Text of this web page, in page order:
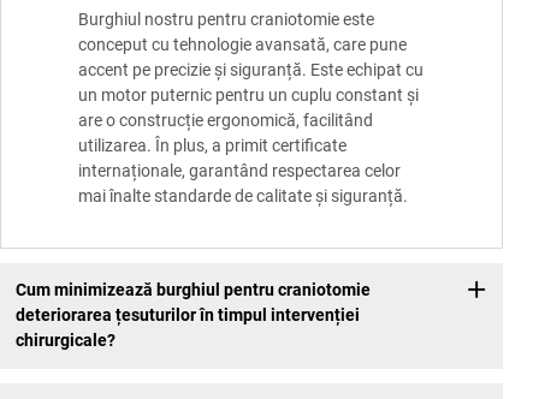
Burghiul nostru pentru craniotomie este
conceput cu tehnologie avansată, care pune
accent pe precizie și siguranță. Este echipat cu
un motor puternic pentru un cuplu constant și
are o construcție ergonomică, facilitând
utilizarea. În plus, a primit certificate
internaționale, garantând respectarea celor
mai înalte standarde de calitate și siguranță.
Cum minimizează burghiul pentru craniotomie
deteriorarea țesuturilor în timpul intervenției
chirurgicale?